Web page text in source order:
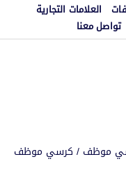
العلامات التجارية
تواصل معنا
موظف / كرسي موظف